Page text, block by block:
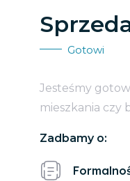
Gotowi
Jesteśmy
mieszkania czy
Zadbamy o: